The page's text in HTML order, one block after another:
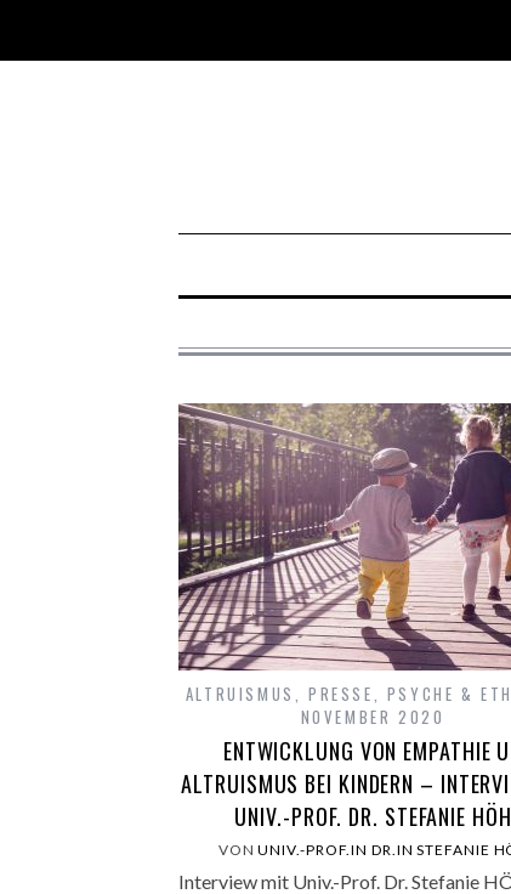
ALTRUISMUS ,PRESSE, PSYCHE &
NOVEMBER 2020
ENTWICKLUNG VON EMPATHIE
ALTRUISMUS BEI KINDERN –
UNIV.-PROF. DR. STEFANIE
VONUNIV.-PROF.IN DR.IN STEFANIE
Interview mit Univ.-Prof. Dr. Stefanie